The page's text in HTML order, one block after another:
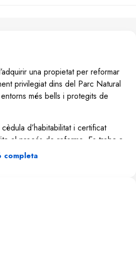
una propietat per reformar
privilegiat dins del Parc Natural
més bells i protegits de
d’habitabilitat i certificat
el procés de reforma. Es troba a
d’algunes de les platges més
i múltiples possibilitats de
amplis, constituint una base
a aquells que busquen crear
completa